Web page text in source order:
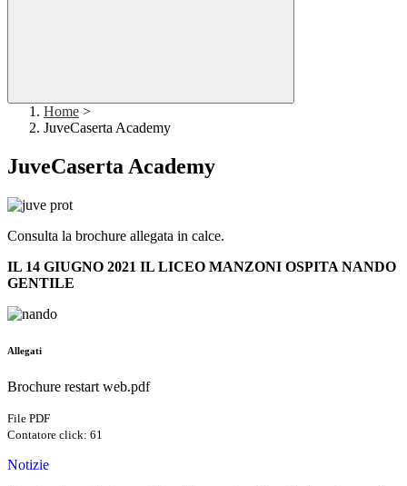
Home >
JuveCaserta Academy
JuveCaserta Academy
Consulta la brochure allegata in calce.
IL 14 GIUGNO 2021 IL LICEO MANZONI OSPITA NANDO
GENTILE
Allegati
Brochure restart web.pdf
File PDF
Contatore click: 61
Notizie